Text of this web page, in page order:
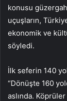
konusu
uçuşların,
ekonomik ve
söyledi.
İlk seferin 140
“Dönüşte 160
aslında.